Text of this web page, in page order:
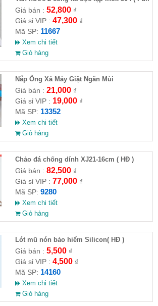
VAT )
Giá bán : 52,800₫
Giá sỉ VIP : 47,300₫
Mã SP: 11667
Xem chi tiết
Giỏ hàng
Nắp Ống Xả Máy Giặt Ngăn Mùi
Giá bán : 21,000₫
Giá sỉ VIP : 19,000₫
Mã SP: 13352
Xem chi tiết
Giỏ hàng
Chảo đá chống dính XJ21-16cm ( HĐ )
Giá bán : 82,500₫
Giá sỉ VIP : 77,000₫
Mã SP: 9280
Xem chi tiết
Giỏ hàng
Lót mũ nón bảo hiểm Silicon( HĐ )
Giá bán : 5,500₫
Giá sỉ VIP : 4,500₫
Mã SP: 14160
Xem chi tiết
Giỏ hàng